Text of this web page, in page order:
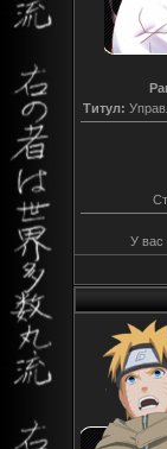
Титул:
У вас